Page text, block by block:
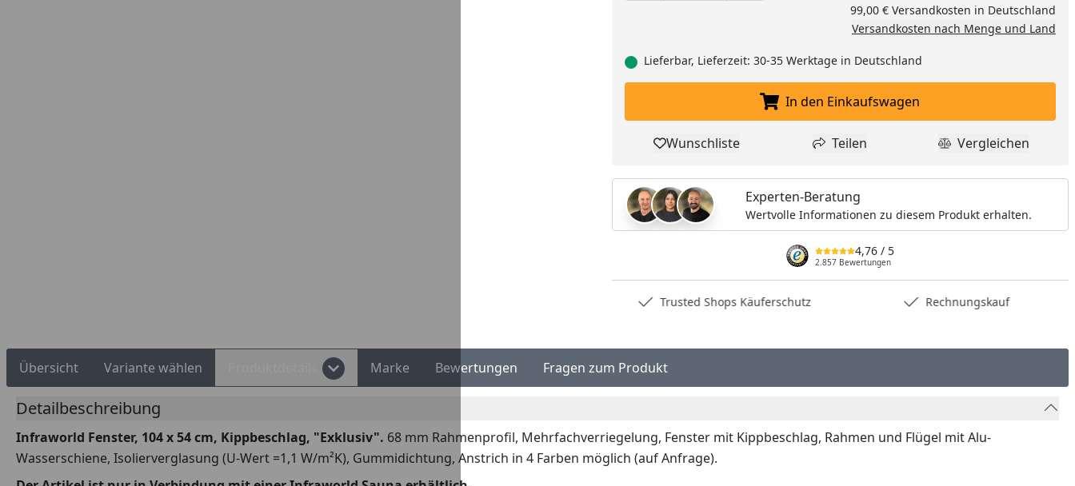
99,00 € Versandkosten in Deutschland
Versandkosten nach Menge und Land
Lieferbar, Lieferzeit: 30-35 Werktage in Deutschland
In den Einkaufswagen legen
In den Einkaufswagen
Produkt zur Wunschliste hinzufügen
Wunschliste Teilen
Teilen Produkt
Vergleichen
Experten-Beratung
Wertvolle Informationen zu diesem Produkt erhalten.
4,76 / 5
2.857 Bewertungen
Trusted Shops Käuferschutz Rechnungskauf
Übersicht Variante wählen Marke Bewertungen Fragen zum Produkt
Detailbeschreibung
Infraworld Fenster, 104 x 54 cm, Kippbeschlag, "Exklusiv". 68 mm Rahmenprofil, Mehrfachverriegelung, Fenster mit Kippbeschlag, Rahmen und Flügel mit Alu-
Wasserschiene, Isolierverglasung (U-Wert =1,1 W/m²K), Gummidichtung, Anstrich in 4 Farben möglich (auf Anfrage).